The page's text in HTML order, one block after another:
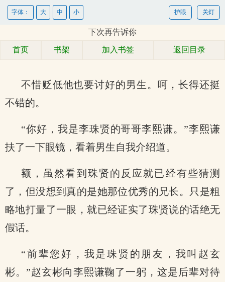
关灯
护眼
字体： 大 中 小
下次再告诉你
首页 书架 加入书签 返回目录
不惜贬低他也要讨好的男生。呵，长得还挺
不错的。
“你好，我是李珠贤的哥哥李熙谦。”李熙谦
扶了一下眼镜，看着男生自我介绍道。
额，虽然看到珠贤的反应就已经有些猜测
了，但没想到真的是她那位优秀的兄长。只是粗
略地打量了一眼，就已经证实了珠贤说的话绝无
假话。
“前辈您好，我是珠贤的朋友，我叫赵玄
彬。”赵玄彬向李熙谦鞠了一躬，这是后辈对待